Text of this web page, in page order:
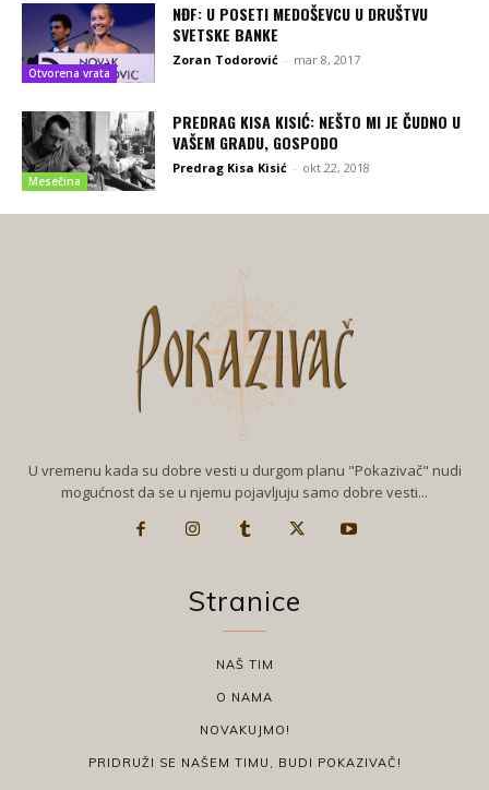
Otvorena vrata
NĐF: U POSETI MEDOŠEVCU U DRUŠTVU
SVETSKE BANKE
Zoran Todorović - mar 8, 2017
Mesečina
PREDRAG KISA KISIĆ: NEŠTO MI JE ČUDNO U
VAŠEM GRADU, GOSPODO
Predrag Kisa Kisić - okt 22, 2018
U vremenu kada su dobre vesti u durgom planu "Pokazivač" nudi
mogućnost da se u njemu pojavljuju samo dobre vesti...
Stranice
NAŠ TIM
O NAMA
NOVAKUJMO!
PRIDRUŽI SE NAŠEM TIMU, BUDI POKAZIVAČ!